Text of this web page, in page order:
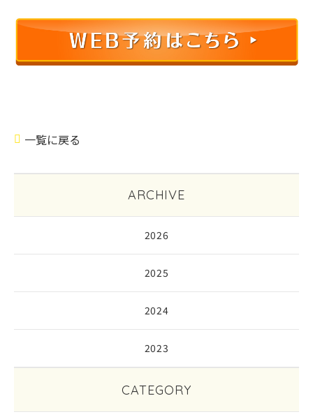
一覧に戻る
ARCHIVE
2026
2025
2024
2023
CATEGORY